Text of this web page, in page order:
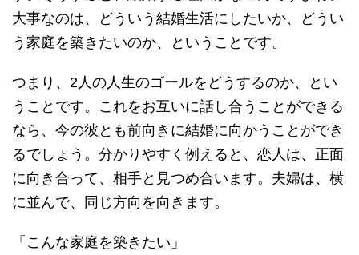
大事なのは、どういう結婚生活にしたいか、どうい
う家庭を築きたいのか、ということです。
つまり、2人の人生のゴールをどうするのか、とい
うことです。これをお互いに話し合うことができる
なら、今の彼とも前向きに結婚に向かうことができ
るでしょう。分かりやすく例えると、恋人は、正面
に向き合って、相手と見つめ合います。夫婦は、横
に並んで、同じ方向を向きます。
「こんな家庭を築きたい」